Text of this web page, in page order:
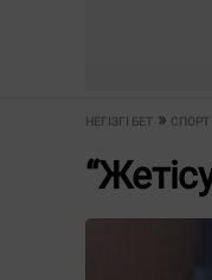
НЕГІЗГІ БЕТ СПОРТ